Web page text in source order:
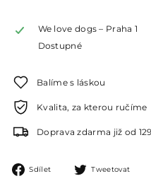
We love dogs – Praha 1
Dostupné
Balíme s láskou
Kvalita, za kterou ručíme
Doprava zdarma již od
Sdílet
Sdílet
Tweetovat